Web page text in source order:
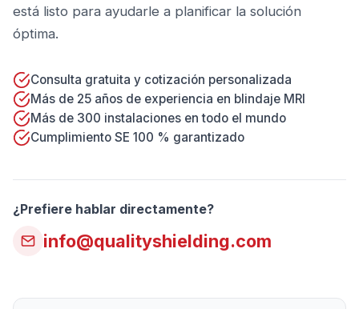
está listo para ayudarle a planificar la solución
óptima.
Consulta gratuita y cotización personalizada
Más de 25 años de experiencia en blindaje MRI
Más de 300 instalaciones en todo el mundo
Cumplimiento SE 100 % garantizado
¿Prefiere hablar directamente?
info@qualityshielding.com